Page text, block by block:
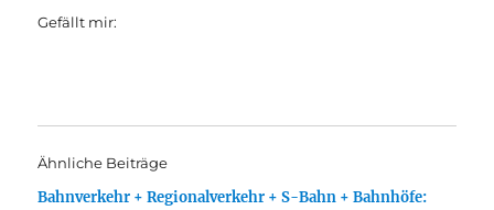
Gefällt mir:
Ähnliche Beiträge
Bahnverkehr + Regionalverkehr + S-Bahn + Bahnhöfe: